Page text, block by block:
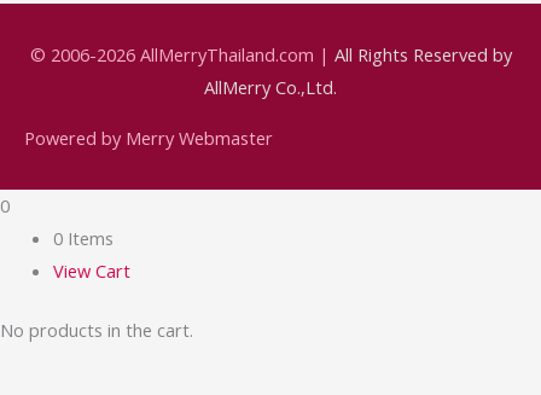
© 2006-2026 AllMerryThailand.com | All Rights Reserved by
AllMerry Co.,Ltd.
Powered by Merry Webmaster
0
0 Items
View Cart
No products in the cart.